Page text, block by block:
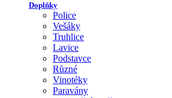
Doplňky
Police
Vešáky
Truhlice
Lavice
Podstavce
Různé
Vinotéky
Paravány